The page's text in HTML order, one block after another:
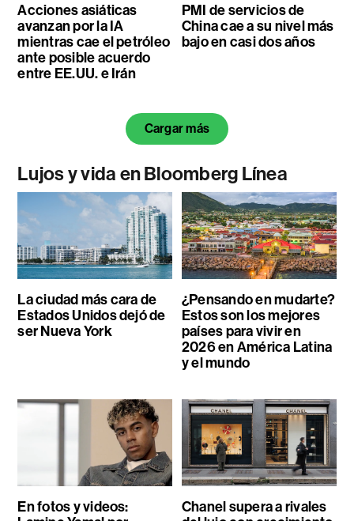
Acciones asiáticas
avanzan por la IA
mientras cae el petróleo
ante posible acuerdo
entre EE.UU. e Irán
PMI de servicios de
China cae a su nivel más
bajo en casi dos años
Cargar más
Lujos y vida en Bloomberg Línea
La ciudad más cara de
Estados Unidos dejó de
ser Nueva York
¿Pensando en mudarte?
Estos son los mejores
países para vivir en
2026 en América Latina
y el mundo
En fotos y videos:
Chanel supera a rivales